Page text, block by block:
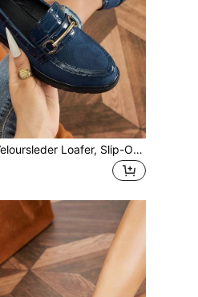
Damen Veloursleder Loafer, Slip-On Stil, Design mit dicker Sohle, geeignet für Herbst, College Stil (Navy Blau), Flache Schuhe